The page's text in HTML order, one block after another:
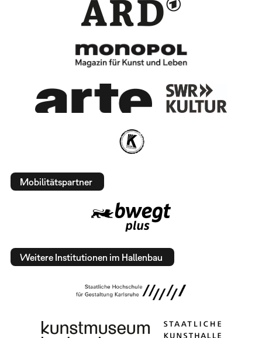
Mobilitätspartner
Weitere Institutionen im Hallenbau